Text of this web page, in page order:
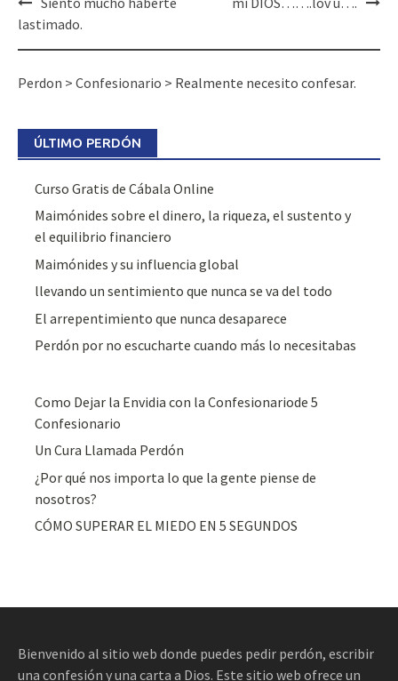
navigation
lastimado.
Perdon > Confesionario > Realmente necesito confesar.
ÚLTIMO PERDÓN
Curso Gratis de Cábala Online
Maimónides sobre el dinero, la riqueza, el sustento y
el equilibrio financiero
Maimónides y su influencia global
llevando un sentimiento que nunca se va del todo
El arrepentimiento que nunca desaparece
Perdón por no escucharte cuando más lo necesitabas
Como Dejar la Envidia con la Confesionariode 5
Confesionario
Un Cura Llamada Perdón
¿Por qué nos importa lo que la gente piense de
nosotros?
CÓMO SUPERAR EL MIEDO EN 5 SEGUNDOS
Bienvenido al sitio web donde puedes pedir perdón, escribir
una confesión y una carta a Dios. Este sitio web ofrece un